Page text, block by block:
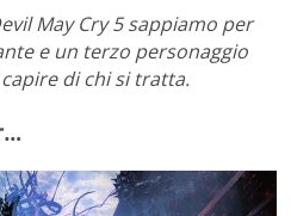
May Cry 5 sappiamo per
e un terzo personaggio
di chi si tratta.